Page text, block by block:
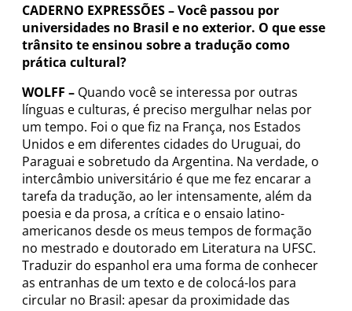
CADERNO EXPRESSÕES –Você passou por
universidades no Brasil e no exterior. O que esse
trânsito te ensinou sobre a tradução como
prática cultural?
WOLFF – Quando você se interessa por outras
línguas e culturas, é preciso mergulhar nelas por
um tempo. Foi o que fiz na França, nos Estados
Unidos e em diferentes cidades do Uruguai, do
Paraguai e sobretudo da Argentina. Na verdade, o
intercâmbio universitário é que me fez encarar a
tarefa da tradução, ao ler intensamente, além da
poesia e da prosa, a crítica e o ensaio latino-
americanos desde os meus tempos de formação
no mestrado e doutorado em Literatura na UFSC.
Traduzir do espanhol era uma forma de conhecer
as entranhas de um texto e de colocá-los para
circular no Brasil: apesar da proximidade das